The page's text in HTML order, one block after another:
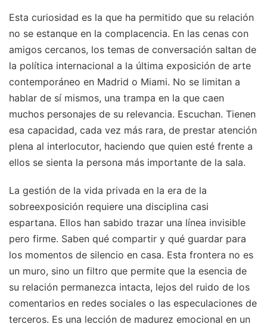
Esta curiosidad es la que ha permitido que su relación
no se estanque en la complacencia. En las cenas con
amigos cercanos, los temas de conversación saltan de
la política internacional a la última exposición de arte
contemporáneo en Madrid o Miami. No se limitan a
hablar de sí mismos, una trampa en la que caen
muchos personajes de su relevancia. Escuchan. Tienen
esa capacidad, cada vez más rara, de prestar atención
plena al interlocutor, haciendo que quien esté frente a
ellos se sienta la persona más importante de la sala.
La gestión de la vida privada en la era de la
sobreexposición requiere una disciplina casi
espartana. Ellos han sabido trazar una línea invisible
pero firme. Saben qué compartir y qué guardar para
los momentos de silencio en casa. Esta frontera no es
un muro, sino un filtro que permite que la esencia de
su relación permanezca intacta, lejos del ruido de los
comentarios en redes sociales o las especulaciones de
terceros. Es una lección de madurez emocional en un